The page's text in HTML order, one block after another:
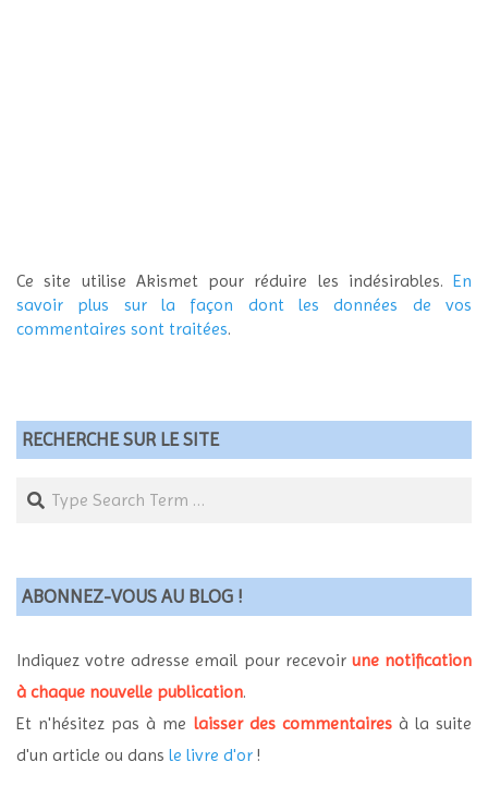
Ce site utilise Akismet pour réduire les indésirables. En
savoir plus sur la façon dont les données de vos
commentaires sont traitées.
RECHERCHE SUR LE SITE
Search
ABONNEZ-VOUS AU BLOG !
Indiquez votre adresse email pour recevoir une notification
à chaque nouvelle publication.
Et n'hésitez pas à me laisser des commentairesà la suite
d'un article ou dans le livre d'or !